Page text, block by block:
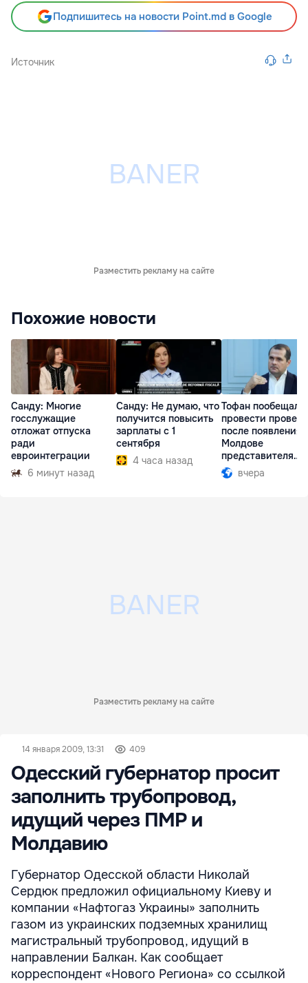
Подпишитесь на новости Point.md в Google
Источник
Разместить рекламу на сайте
Похожие новости
Санду: Многие
госслужащие
отложат отпуска
ради
евроинтеграции
6 минут назад
Санду: Не думаю, что
получится повысить
зарплаты с 1
сентября
4 часа назад
Тофан пообещал
провести
после появления
Молдове
представителя
Южной Осетии
вчера
Разместить рекламу на сайте
14 января 2009, 13:31 409
Одесский губернатор просит
заполнить трубопровод,
идущий через ПМР и
Молдавию
Губернатор Одесской области Николай
Сердюк предложил официальному Киеву и
компании «Нафтогаз Украины» заполнить
газом из украинских подземных хранилищ
магистральный трубопровод, идущий в
направлении Балкан. Как сообщает
корреспондент «Нового Региона» со ссылкой